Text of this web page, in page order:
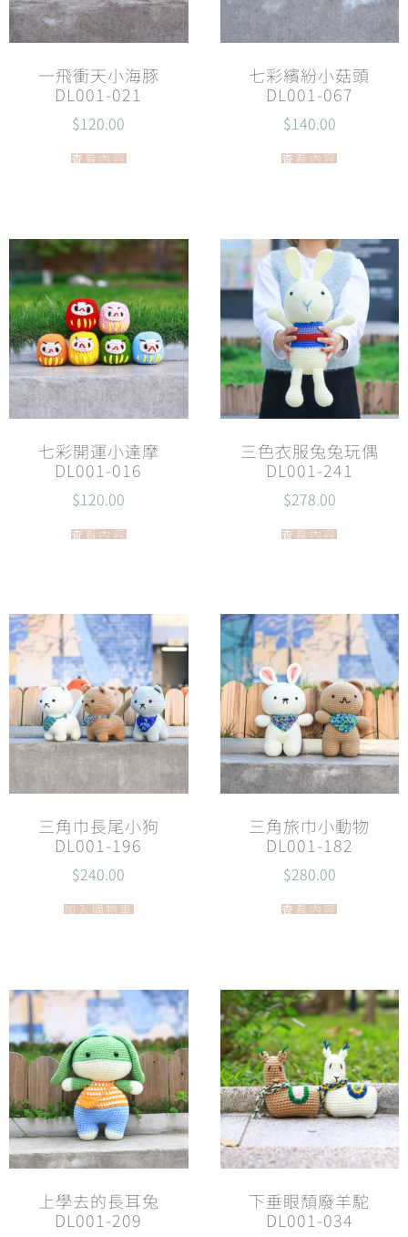
一飛衝天小海豚
DL001-021
$120.00
查看內容
七彩繽紛小菇頭
DL001-067
$140.00
查看內容
七彩開運小達摩
DL001-016
$120.00
查看內容
三色衣服兔兔玩偶
DL001-241
$278.00
查看內容
三角巾長尾小狗
DL001-196
$240.00
加入購物車
三角旅巾小動物
DL001-182
$280.00
查看內容
上學去的長耳兔
DL001-209
下垂眼頹廢羊駝
DL001-034